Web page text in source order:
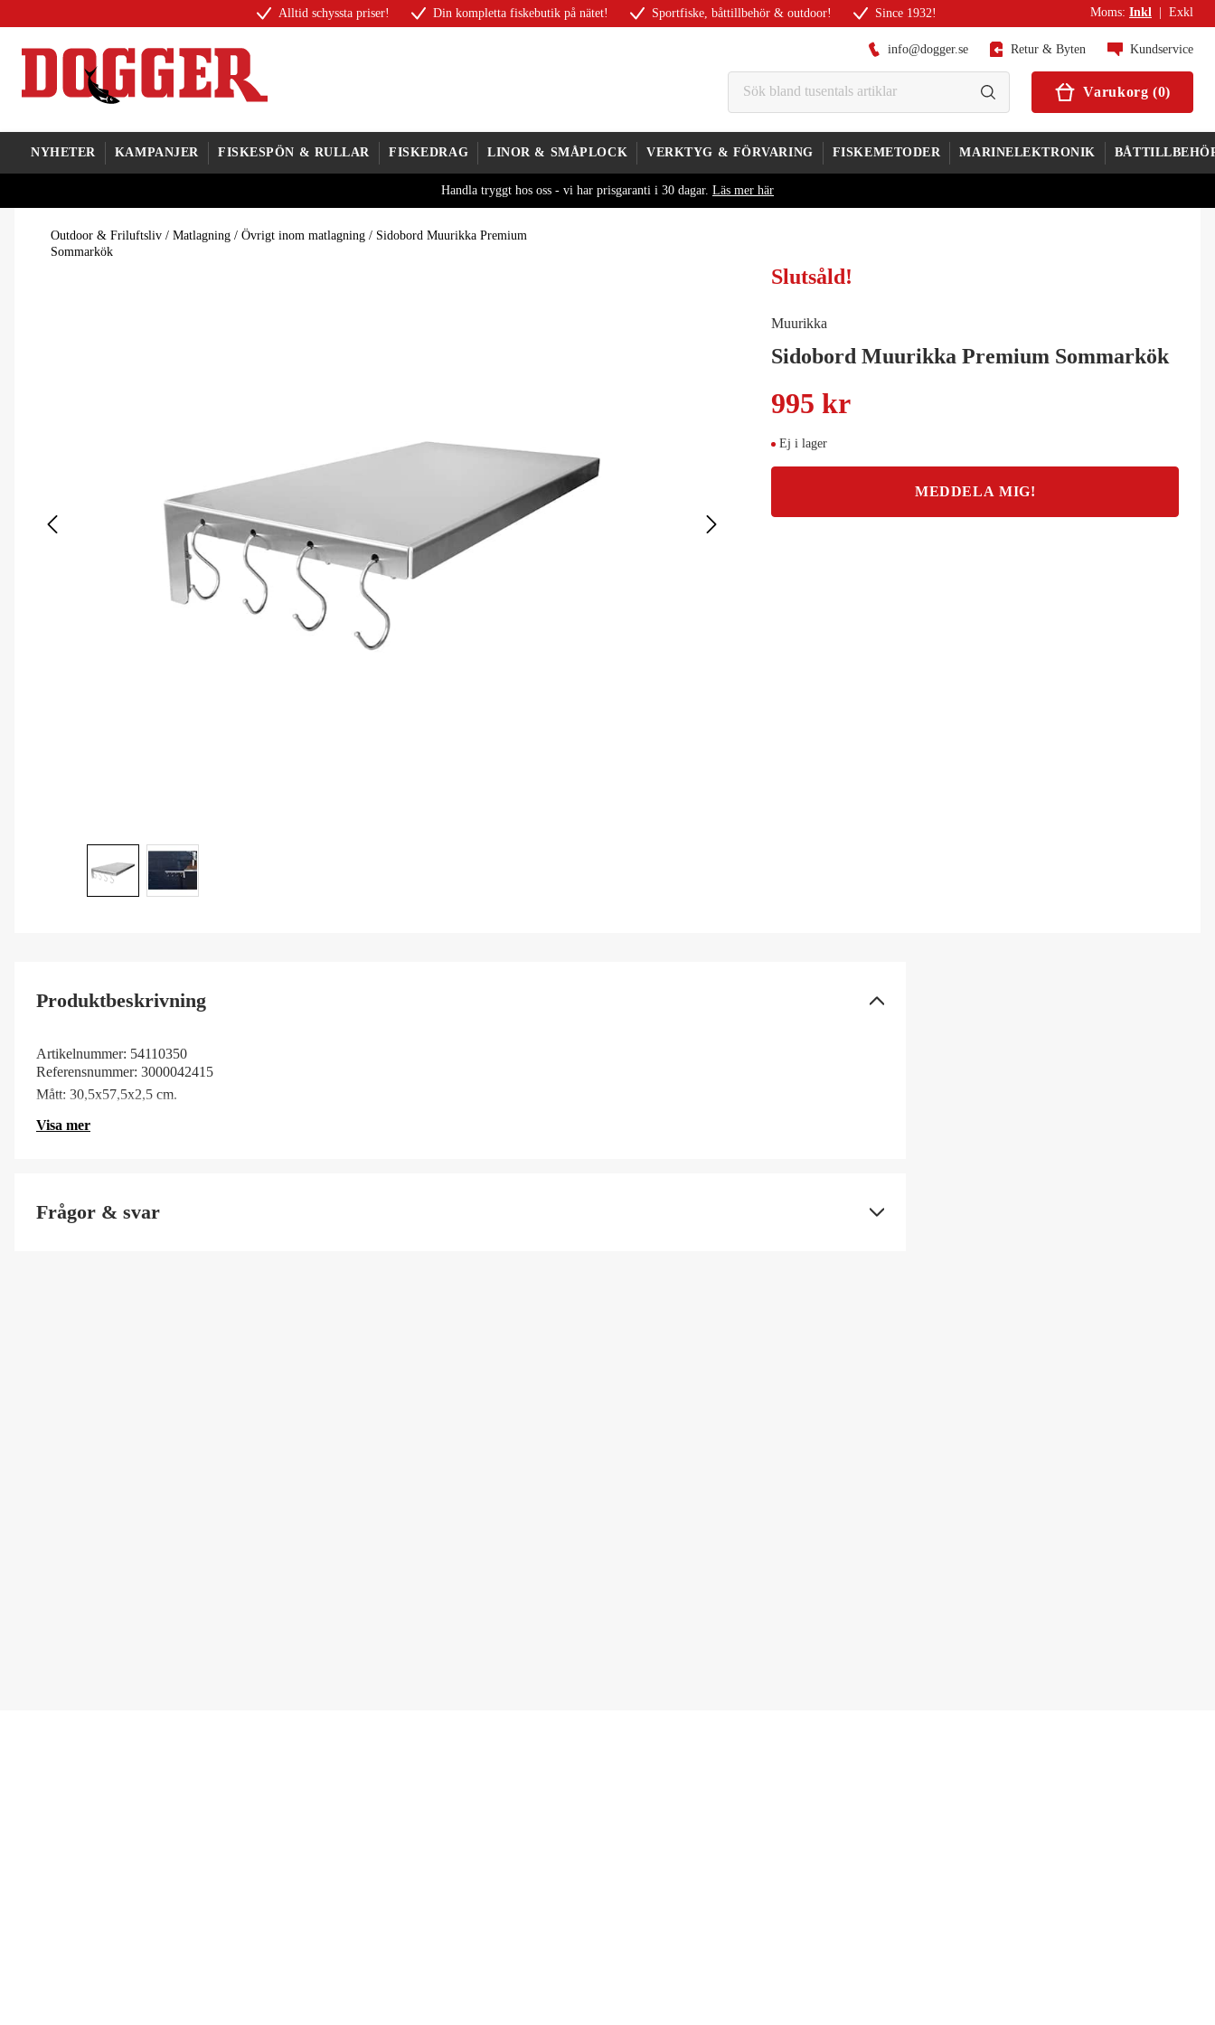
Alltid schyssta priser! Din kompletta fiskebutik på nätet! Sportfiske, båttillbehör & outdoor! Since 1932! Moms: Inkl Exkl
info@dogger.se Retur & Byten Kundservice
Varukorg (0)
NYHETER KAMPANJER FISKESPÖN & RULLAR FISKEDRAG LINOR & SMÅPLOCK VERKTYG & FÖRVARING FISKEMETODER MARINELEKTRONIK
Handla tryggt hos oss - vi har prisgaranti i 30 dagar. Läs mer här
Outdoor & Friluftsliv / Matlagning / Övrigt inom matlagning / Sidobord Muurikka Premium
Sommarkök
Slutsåld!
Muurikka
Sidobord Muurikka Premium Sommarkök
995 kr
Ej i lager
MEDDELA MIG!
Produktbeskrivning
Artikelnummer: 54110350
Referensnummer: 3000042415
Mått: 30,5x57,5x2,5 cm.
Visa mer
Frågor & svar